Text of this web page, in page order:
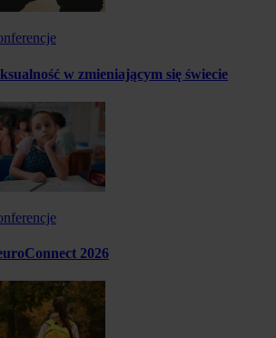
w zmieniającym się świecie
2026